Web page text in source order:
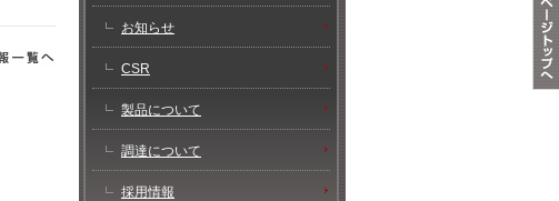
お知らせ
CSR
製品について
調達について
採用情報